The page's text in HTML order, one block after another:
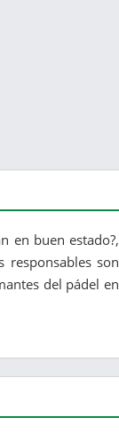
en buen estado?,
responsables son
del pádel en